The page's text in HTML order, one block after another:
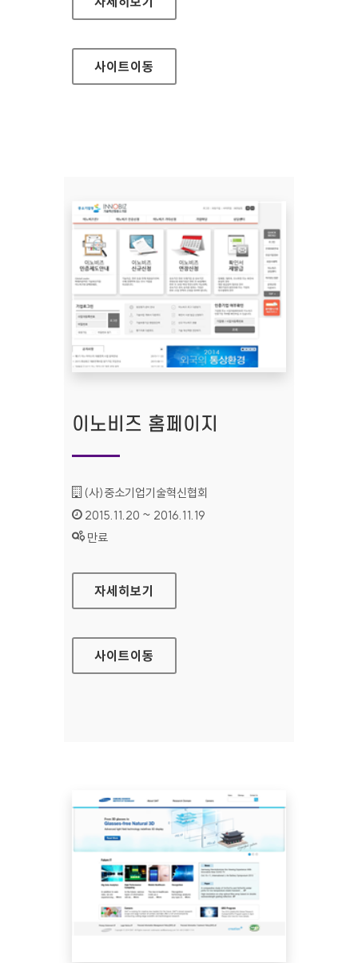
사이트이동
이노비즈 홈페이지
기관명 :
(사)중소기업기술혁신협회
인증기간 :
2015.11.20 ~ 2016.11.19
상태 :
만료
이노비즈 홈페이지
자세히보기
사이트이동